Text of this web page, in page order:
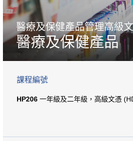
醫療及保健產品管理高級
醫療及保健產品
課程編號
HP206一年級及二年級，高級文憑